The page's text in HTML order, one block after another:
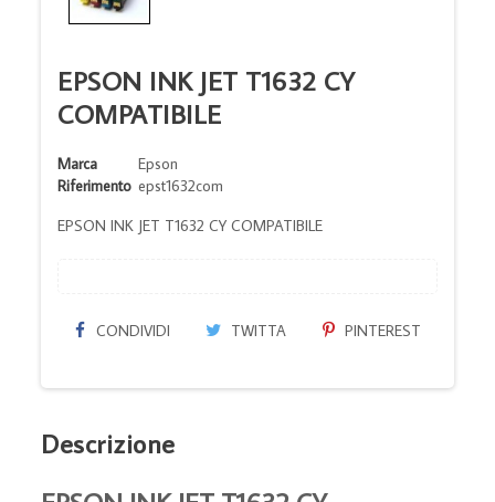
EPSON INK JET T1632 CY
COMPATIBILE
Marca
Epson
Riferimento epst1632com
EPSON INK JET T1632 CY COMPATIBILE
CONDIVIDI TWITTA PINTEREST
Descrizione